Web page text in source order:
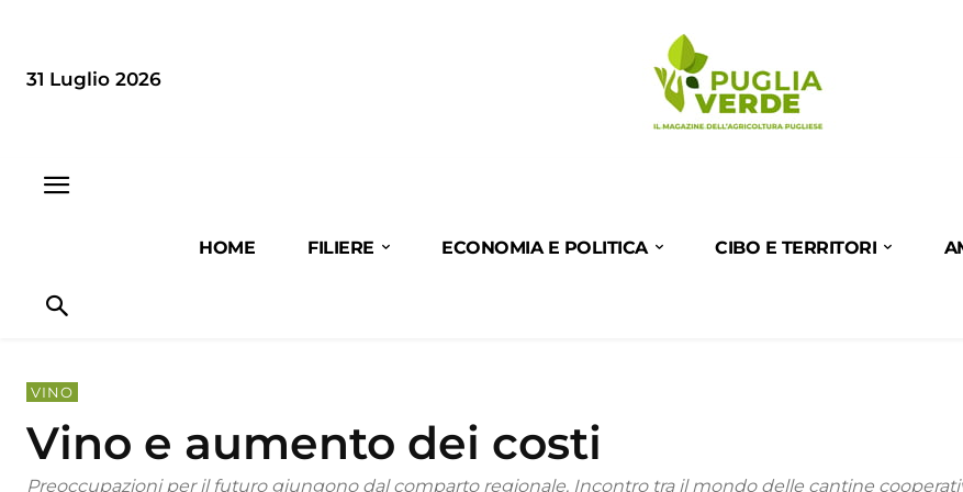
31 Luglio 2026
HOME FILIERE ECONOMIA E POLITICA CIBO E TERRITORI
VINO
Vino e aumento dei costi
Preoccupazioni per il futuro giungono dal comparto regionale. Incontro tra il mondo delle cantine